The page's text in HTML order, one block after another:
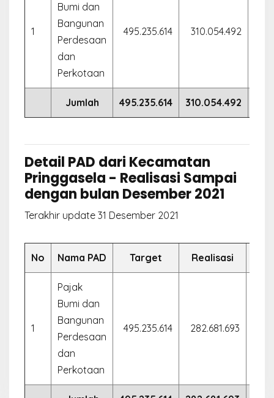
1
Bumi dan
Bangunan
Perdesaan
dan
Perkotaan
495.235.614 310.054.492
Jumlah 495.235.614 310.054.492
Detail PAD dari Kecamatan
Pringgasela - Realisasi Sampai
dengan bulan Desember 2021
Terakhir update 31 Desember 2021
No Nama PAD Target Realisasi
1
Pajak
Bumi dan
Bangunan
Perdesaan
dan
Perkotaan
495.235.614 282.681.693